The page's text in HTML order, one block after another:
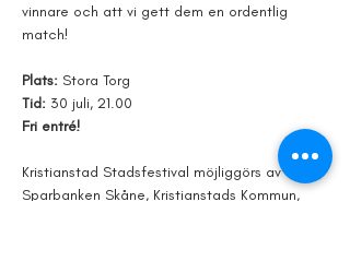
vinnare och att vi gett dem en ordentlig
match!
Plats: Stora Torg
Tid: 30 juli, 21.00
Fri entré!
Kristianstad Stadsfestival möjliggörs av
Sparbanken Skåne, Kristianstads Kommun,